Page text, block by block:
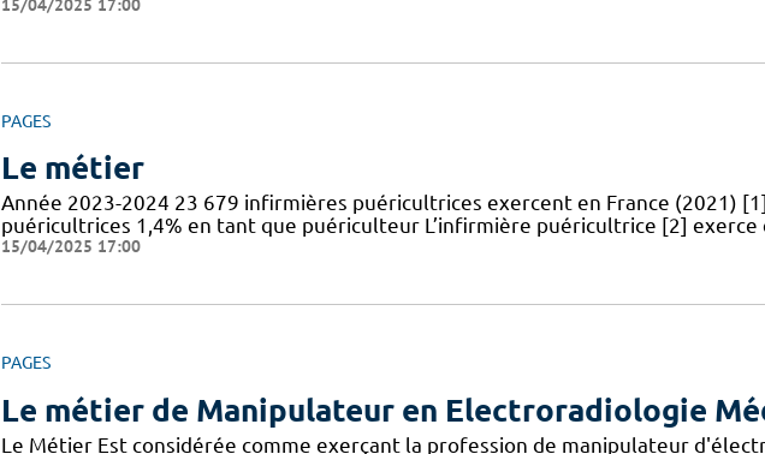
15/04/2025 17:00
PAGES
Le métier
Année 2023-2024 23 679 infirmières puéricultrices exercent en France (2021)
puéricultrices 1,4% en tant que puériculteur L’infirmière puéricultrice [2] exerce
15/04/2025 17:00
PAGES
Le métier de Manipulateur en Electroradiologie
Le Métier Est considérée comme exerçant la profession de manipulateur